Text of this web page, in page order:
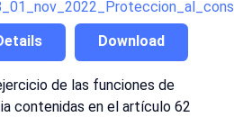
Download
de las funciones de
contenidas en el artículo 62